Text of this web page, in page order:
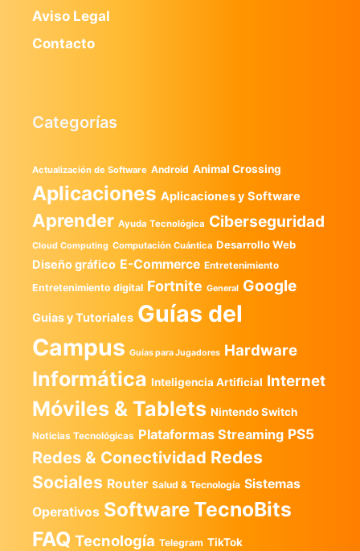
Aviso Legal
Contacto
Categorías
Actualización de Software Android Animal Crossing
Aplicaciones Aplicaciones y Software
Aprender Ayuda Tecnológica Ciberseguridad
Cloud Computing Computación Cuántica Desarrollo Web
Diseño gráfico E-Commerce Entretenimiento
Entretenimiento digital Fortnite General Google
Guias y Tutoriales Guías del
Campus Guías para Jugadores Hardware
Informática Inteligencia Artificial Internet
Móviles & Tablets Nintendo Switch
Noticias Tecnológicas Plataformas Streaming PS5
Redes & Conectividad Redes
Sociales Router Salud & Tecnología Sistemas
Operativos SoftwareTecnoBits
FAQ Tecnología Telegram TikTok